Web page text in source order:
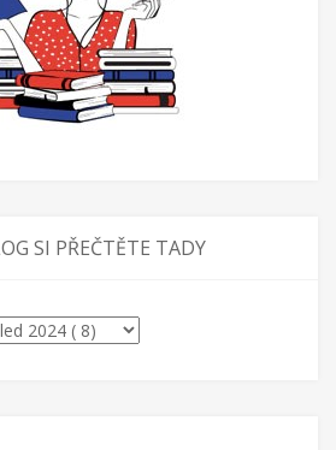
SI PŘEČTĚTE TADY